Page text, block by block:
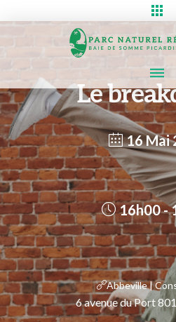
Le
16 Mai
16h00 -
Abbeville |
6 avenue du Port